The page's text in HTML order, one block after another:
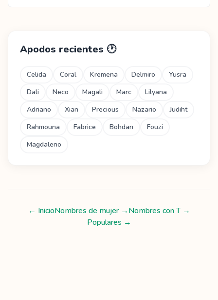
Apodos recientes 🕐
Celida Coral Kremena Delmiro
Yusra
Dali
Neco Magali Marc
Lilyana
Adriano
Xian Precious Nazario
Judiht
Rahmouna
Fabrice Bohdan
Fouzi
Magdaleno
← InicioNombres de mujer→Nombres conT→
Populares →